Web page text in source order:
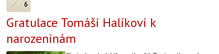
6
Gratulace Tomáši Halíkovi k
narozeninám